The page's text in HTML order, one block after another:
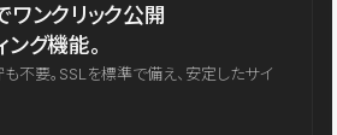
ワンクリック公開
グ機能。
不要。SSLを標準で備え、安定したサイ